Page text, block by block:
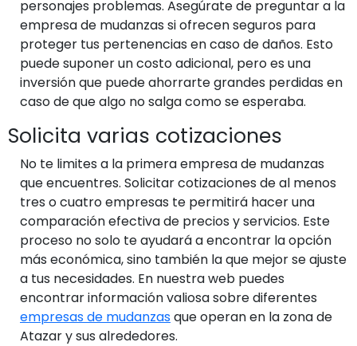
personajes problemas. Asegúrate de preguntar a la
empresa de mudanzas si ofrecen seguros para
proteger tus pertenencias en caso de daños. Esto
puede suponer un costo adicional, pero es una
inversión que puede ahorrarte grandes perdidas en
caso de que algo no salga como se esperaba.
Solicita varias cotizaciones
No te limites a la primera empresa de mudanzas
que encuentres. Solicitar cotizaciones de al menos
tres o cuatro empresas te permitirá hacer una
comparación efectiva de precios y servicios. Este
proceso no solo te ayudará a encontrar la opción
más económica, sino también la que mejor se ajuste
a tus necesidades. En nuestra web puedes
encontrar información valiosa sobre diferentes
empresas de mudanzasque operan en la zona de
Atazar y sus alrededores.